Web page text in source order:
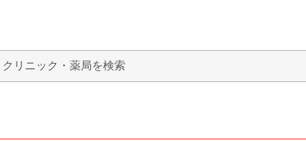
検索